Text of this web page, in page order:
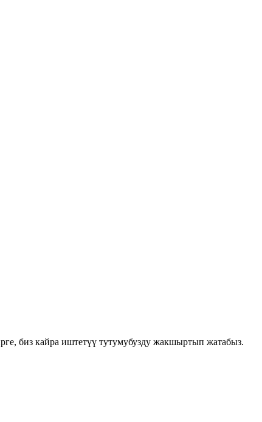
биз кайра иштетүү тутумубузду жакшыртып жатабыз.